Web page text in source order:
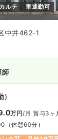
ルテ 車通勤可
中井462-1
師
万円/月 賞与3ヶ
（休憩60分）